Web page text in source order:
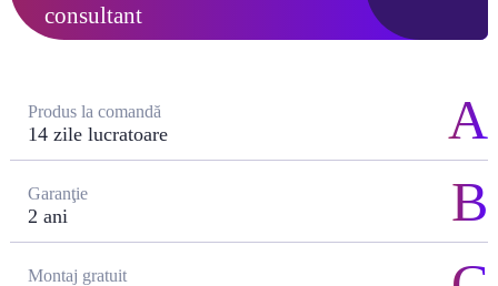
consultant
Produs la comandă
14 zile lucratoare
Garanţie
2 ani
Montaj gratuit